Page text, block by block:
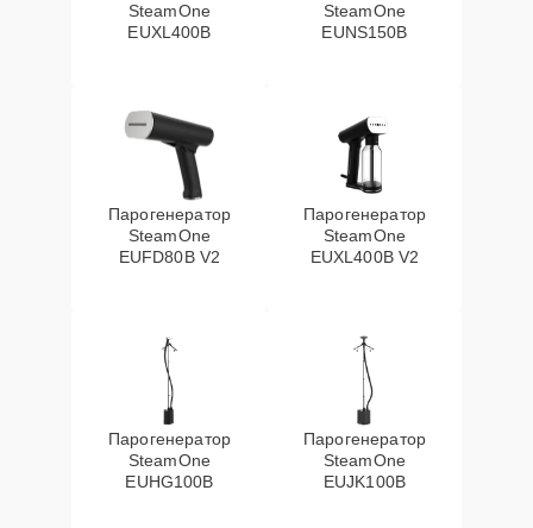
SteamOne
EUXL400B
SteamOne
EUNS150B
Парогенератор
SteamOne
EUFD80B V2
Парогенератор
SteamOne
EUXL400B V2
Парогенератор
SteamOne
EUHG100B
Парогенератор
SteamOne
EUJK100B